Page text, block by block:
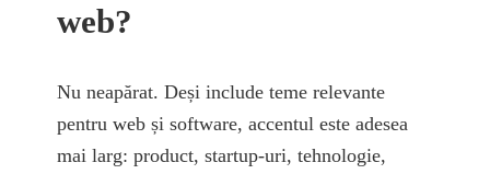
web?
Nu neapărat. Deși include teme relevante
pentru web și software, accentul este adesea
mai larg: product, startup-uri, tehnologie,